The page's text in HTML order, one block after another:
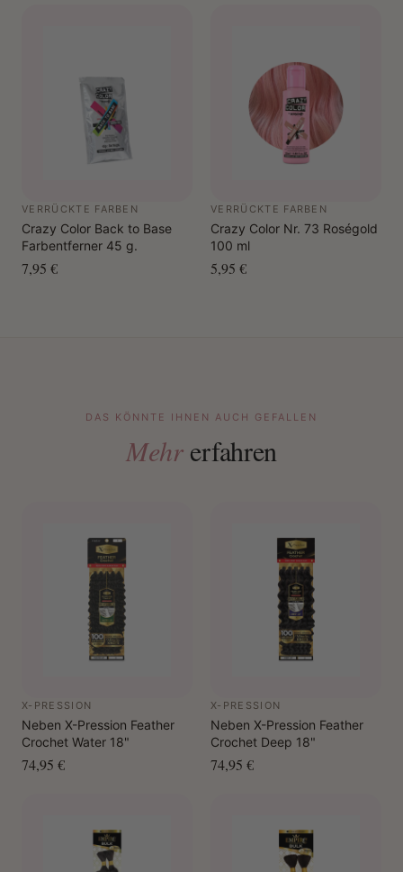
VERRÜCKTE FARBEN
Crazy Color Back to Base
Farbentferner 45 g.
7,95 €
VERRÜCKTE FARBEN
Crazy Color Nr. 73 Roségold
100 ml
5,95 €
DAS KÖNNTE IHNEN AUCH GEFALLEN
Mehrerfahren
X-PRESSION
Neben X-Pression Feather
Crochet Water 18"
74,95 €
X-PRESSION
Neben X-Pression Feather
Crochet Deep 18"
74,95 €